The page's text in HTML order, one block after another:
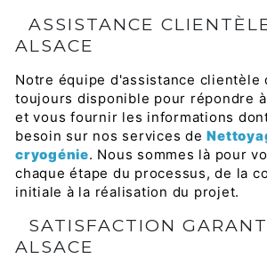
ASSISTANCE
ALSACE
Notre équipe d'assistance clientèle
toujours disponible pour répondre
et vous fournir les informations
besoin sur nos services de
cryogénie. Nous sommes là pour
chaque étape du processus, de la
initiale à la réalisation du projet.
SATISFACTION
ALSACE